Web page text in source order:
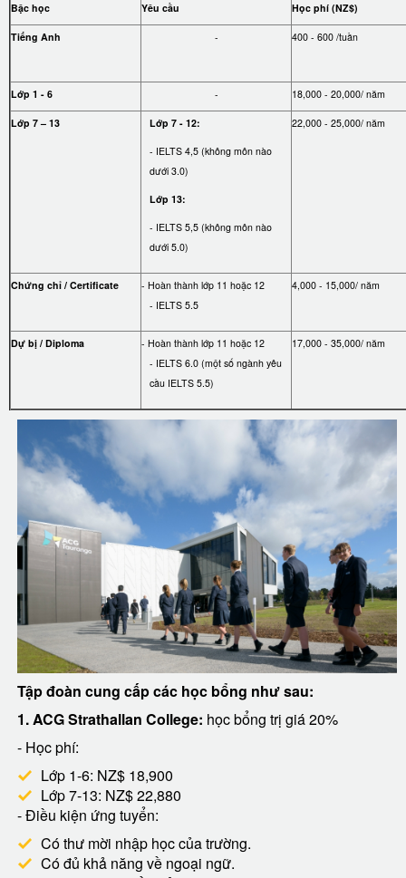
Bậc học Yêu cầu Học phí (NZ$)
Tiếng Anh - 400 - 600 /tuần
Lớp 1 - 6 - 18,000 - 20,000/ năm
Lớp 7 – 13 Lớp 7 - 12:
- IELTS 4,5 (không môn nào
dưới 3.0)
Lớp 13:
- IELTS 5,5 (không môn nào
dưới 5.0)
22,000 - 25,000/ năm
Chứng chỉ / Certificate
- Hoàn thành lớp 11 hoặc 12
- IELTS 5.5
4,000 - 15,000/ năm
Dự bị / Diploma
- Hoàn thành lớp 11 hoặc 12
- IELTS 6.0 (một số ngành yêu
cầu IELTS 5.5)
17,000 - 35,000/ năm
Tập đoàn cung cấp các học bổng như sau:
1. ACG Strathallan College: học bổng trị giá 20%
- Học phí:
Lớp 1-6: NZ$ 18,900
Lớp 7-13: NZ$ 22,880
- Điều kiện ứng tuyển:
Có thư mời nhập học của trường.
Có đủ khả năng về ngoại ngữ.